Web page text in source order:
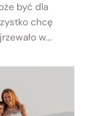
być dla
chcę
w...